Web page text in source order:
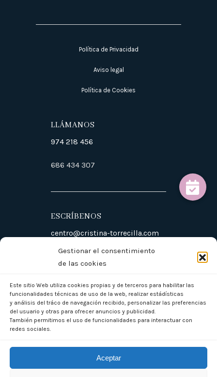
Gestionar el consentimiento
de las cookies
Este sitio Web utiliza cookies propias y de terceros para habilitar las
funcionalidades técnicas de uso de la web, realizar estádísticas
y análisis del tráco de navegación recibido, personalizar las preferencias
del usuario y otras para ofrecer anuncios y publicidad.
También permitimos el uso de funcionalidades para interactuar con
redes sociales.
Aceptar
Política de Privacidad
Aviso legal
Política de Cookies
LLÁMANOS
974 218 456
686 434 307
ESCRÍBENOS
centro@cristina-torrecilla.com
VISÍTANOS
C/ Benabarre 1, Oficina 11. Huesca